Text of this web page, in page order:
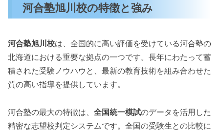
河合塾旭川校の特徴と強み
河合塾旭川校は、全国的に高い評価を受けている河合塾の
北海道における重要な拠点の一つです。長年にわたって蓄
積された受験ノウハウと、最新の教育技術を組み合わせた
質の高い指導を提供しています。
河合塾の最大の特徴は、 全国統一模試のデータを活用した
精密な志望校判定システムです。全国の受験生との比較に